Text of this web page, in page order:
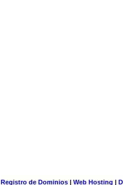
Registro de Dominios| Web Hosting |